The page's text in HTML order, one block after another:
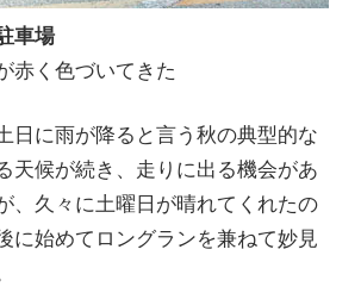
車場
赤く色づいてきた
日に雨が降ると言う秋の典型的な
天候が続き、走りに出る機会があ
、久々に土曜日が晴れてくれたの
に始めてロングランを兼ねて妙見